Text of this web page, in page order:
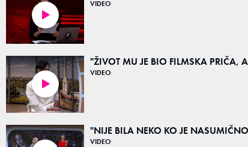
VIDEO
"ŽIVOT MU JE BIO FILMSKA PRIČA,
VIDEO
"NIJE BILA NEKO KO JE
VIDEO